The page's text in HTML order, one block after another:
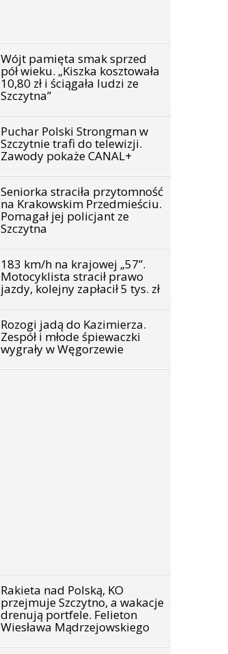
Wójt pamięta smak sprzed
pół wieku. „Kiszka kosztowała
10,80 zł i ściągała ludzi ze
Szczytna”
Puchar Polski Strongman w
Szczytnie trafi do telewizji.
Zawody pokaże CANAL+
Seniorka straciła przytomność
na Krakowskim Przedmieściu.
Pomagał jej policjant ze
Szczytna
183 km/h na krajowej „57”.
Motocyklista stracił prawo
jazdy, kolejny zapłacił 5 tys. zł
Rozogi jadą do Kazimierza.
Zespół i młode śpiewaczki
wygrały w Węgorzewie
Rakieta nad Polską, KO
przejmuje Szczytno, a wakacje
drenują portfele. Felieton
Wiesława Mądrzejowskiego